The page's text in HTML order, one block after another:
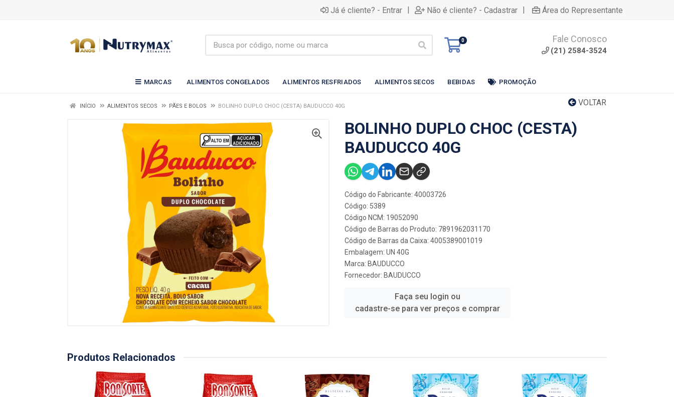
Já é cliente? - Entrar | Não é cliente? - Cadastrar | Área do Representante
0 Fale Conosco
(21) 2584-3524
MARCAS ALIMENTOS CONGELADOS ALIMENTOS RESFRIADOS ALIMENTOS SECOS BEBIDAS PROMOÇÃO
VOLTAR
INÍCIO ALIMENTOS SECOS PÃES E BOLOS BOLINHO DUPLO CHOC (CESTA) BAUDUCCO 40G
BOLINHO DUPLO CHOC (CESTA)
BAUDUCCO 40G
Código do Fabricante: 40003726
Código: 5389
Código NCM: 19052090
Código de Barras do Produto: 7891962031170
Código de Barras da Caixa: 4005389001019
Embalagem: UN 40G
Marca: BAUDUCCO
Fornecedor: BAUDUCCO
Faça seu login ou
cadastre-se para ver preços e comprar
Produtos Relacionados